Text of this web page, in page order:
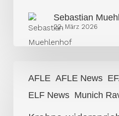
Sebastian
22. März 2026
AFLE AFLE News
ELF News Munich
widerspricht
Karajica:
„Rechtliche